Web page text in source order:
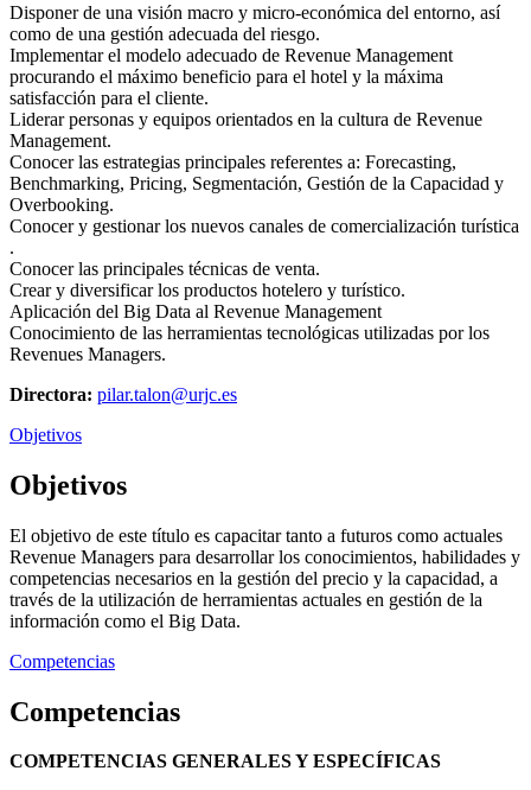
Disponer de una visión macro y micro-económica del entorno, así
como de una gestión adecuada del riesgo.
Implementar el modelo adecuado de Revenue Management
procurando el máximo beneficio para el hotel y la máxima
satisfacción para el cliente.
Liderar personas y equipos orientados en la cultura de Revenue
Management.
Conocer las estrategias principales referentes a: Forecasting,
Benchmarking, Pricing, Segmentación, Gestión de la Capacidad y
Overbooking.
Conocer y gestionar los nuevos canales de comercialización turística
.
Conocer las principales técnicas de venta.
Crear y diversificar los productos hotelero y turístico.
Aplicación del Big Data al Revenue Management
Conocimiento de las herramientas tecnológicas utilizadas por los
Revenues Managers.
Directora: pilar.talon@urjc.es
Objetivos
Objetivos
El objetivo de este título es capacitar tanto a futuros como actuales
Revenue Managers para desarrollar los conocimientos, habilidades y
competencias necesarios en la gestión del precio y la capacidad, a
través de la utilización de herramientas actuales en gestión de la
información como el Big Data.
Competencias
Competencias
COMPETENCIAS GENERALES Y ESPECÍFICAS